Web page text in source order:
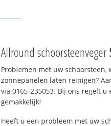
Allround schoorsteenveger
Problemen met uw
zonnepanelen laten reinigen?
via 0165-235053. Bij ons regelt
gemakkelijk!
Heeft u een probleem met uw